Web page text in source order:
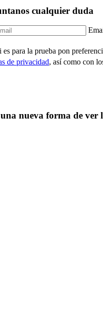
cualquier duda
es para la prueba pon
de privacidad, así como con
nueva forma de ver